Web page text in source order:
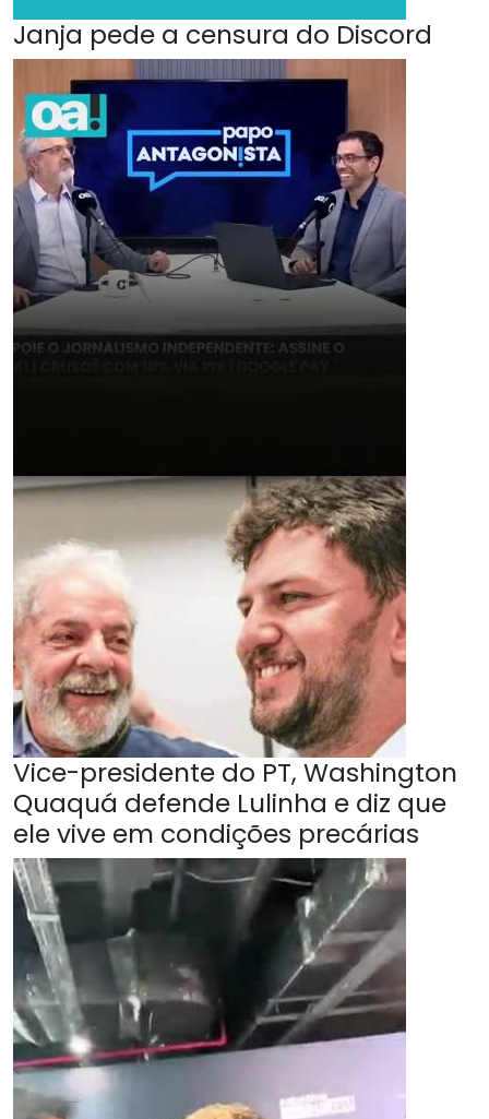
Janja pede a censura do Discord
Vice-presidente do PT, Washington
Quaquá defende Lulinha e diz que
ele vive em condições precárias